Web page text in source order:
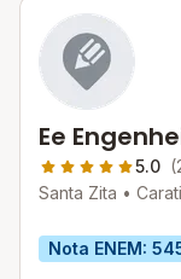
Ee
5.0
Santa Zita •
Nota ENEM: